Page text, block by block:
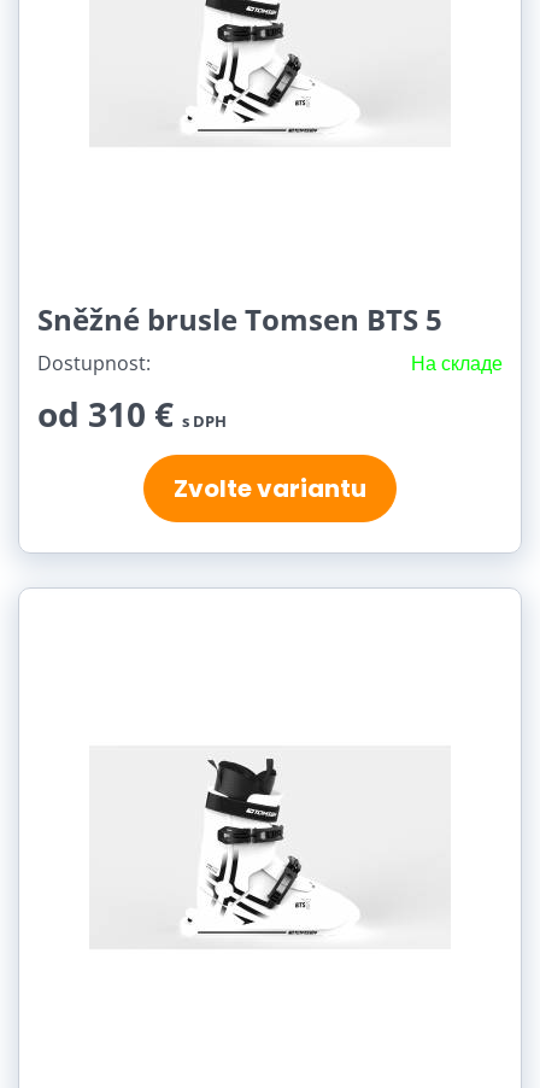
Sněžné brusle Tomsen BTS 5
Dostupnost: На складе
od 310 € s DPH
Zvolte variantu